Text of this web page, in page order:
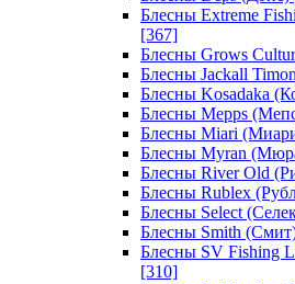
Блесны Extreme
[367]
Блесны Grows
Блесны Jackall
Блесны Kosadaka
Блесны Mepps
Блесны Miari
Блесны Myran
Блесны River Old
Блесны Rublex
Блесны Select
Блесны Smith
Блесны SV Fishing
[310]